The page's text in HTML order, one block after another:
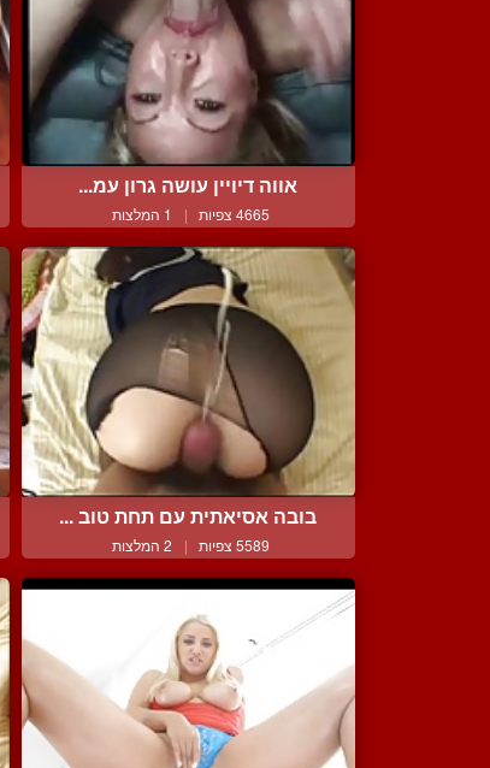
אווה דיויין עושה גרון עמ...
4665 צפיות | 1 המלצות
בובה אסיאתית עם תחת טוב ...
5589 צפיות | 2 המלצות